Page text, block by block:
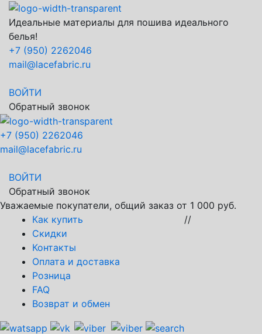
Идеальные материалы для пошива идеального
белья!
+7 (950) 2262046
mail@lacefabric.ru
ВОЙТИ
Обратный звонок
+7 (950) 2262046
mail@lacefabric.ru
ВОЙТИ
Обратный звонок
Уважаемые покупатели, общий заказ от 1 000 руб.
Как купить
Скидки
Контакты
Оплата и доставка
Розница
FAQ
Возврат и обмен
//